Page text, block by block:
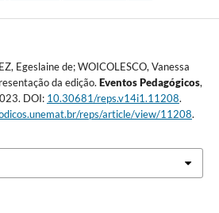
Egeslaine de; WOICOLESCO, Vanessa
da edição. Eventos Pedagógicos,
DOI: 10.30681/reps.v14i1.11208.
reps/article/view/11208.